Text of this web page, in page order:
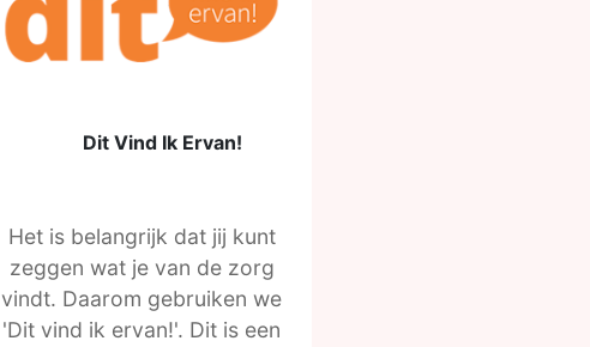
Dit Vind Ik Ervan!
Het is belangrijk dat jij kunt
zeggen wat je van de zorg
vindt. Daarom gebruiken we
'Dit vind ik ervan!'. Dit is een